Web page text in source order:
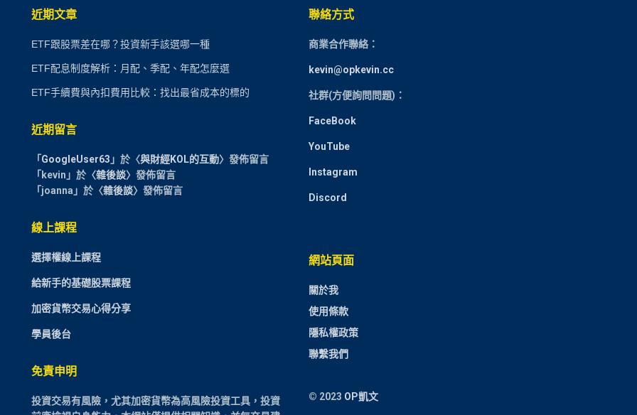
近期文章
ETF跟股票差在哪？投資新手該選哪一種
ETF配息制度解析：月配、季配、年配怎麼選
ETF手續費與內扣費用比較：找出最省成本的標的
近期留言
「 GoogleUser63 」於〈與財經KOL的互動〉發佈留言
「 kevin 」於〈雜後談〉發佈留言
「 joanna 」於〈雜後談〉發佈留言
線上課程
選擇權線上課程
給新手的基礎股票課程
加密貨幣交易心得分享
學員後台
免責申明
投資交易有風險，尤其加密貨幣為高風險投資工具，投資
聯絡方式
商業合作聯絡：
kevin@opkevin.cc
社群(方便詢問問題)：
FaceBook
YouTube
Instagram
Discord
網站頁面
關於我
使用條款
隱私權政策
聯繫我們
© 2023 OP凱文